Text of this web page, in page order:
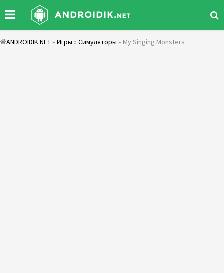
ANDROIDIK.NET » Игры » Симуляторы » My Singing Monsters